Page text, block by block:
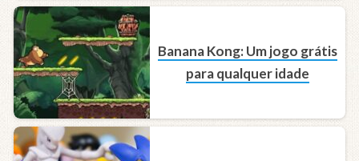
Banana Kong: Um jogo grátis
para qualquer idade